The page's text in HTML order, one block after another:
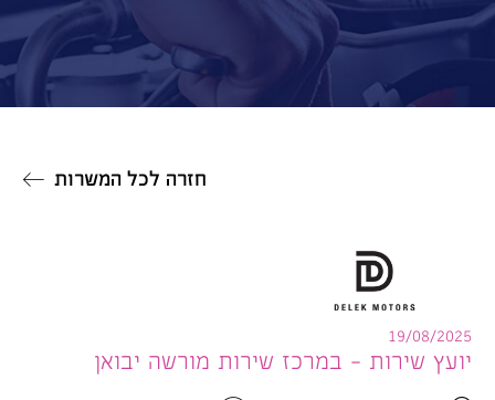
חזרה לכל המשרות
19/08/2025
יועץ שירות - במרכז שירות מורשה יבואן